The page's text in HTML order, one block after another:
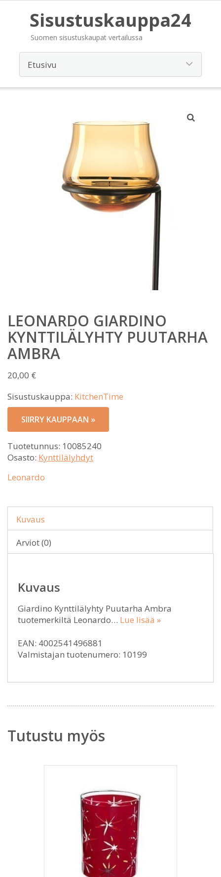
Sisustuskauppa24
Suomen sisustuskaupat vertailussa
LEONARDO GIARDINO
KYNTTILÄLYHTY PUUTARHA
AMBRA
20,00 €
Sisustuskauppa: KitchenTime
SIIRRY KAUPPAAN »
Tuotetunnus: 10085240
Osasto: Kynttilälyhdyt
Leonardo
Kuvaus
Arviot (0)
Kuvaus
Giardino Kynttilälyhty Puutarha Ambra
tuotemerkiltä Leonardo… Lue lisää »
EAN: 4002541496881
Valmistajan tuotenumero: 10199
Tutustu myös